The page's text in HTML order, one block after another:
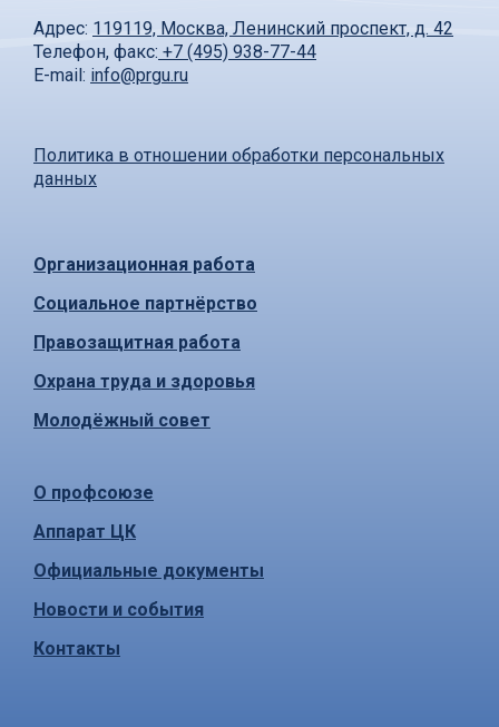
Адрес: 119119, Москва, Ленинский проспект, д. 42
Телефон, факс: +7 (495) 938-77-44
E-mail: info@prgu.ru
Политика в отношении обработки персональных
данных
Организационная работа
Социальное партнёрство
Правозащитная работа
Охрана труда и здоровья
Молодёжный совет
О профсоюзе
Аппарат ЦК
Официальные документы
Новости и события
Контакты